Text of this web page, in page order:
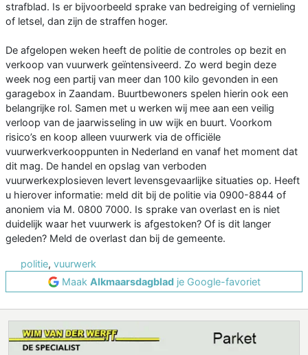
strafblad. Is er bijvoorbeeld sprake van bedreiging of vernieling
of letsel, dan zijn de straffen hoger.
De afgelopen weken heeft de politie de controles op bezit en
verkoop van vuurwerk geïntensiveerd. Zo werd begin deze
week nog een partij van meer dan 100 kilo gevonden in een
garagebox in Zaandam. Buurtbewoners spelen hierin ook een
belangrijke rol. Samen met u werken wij mee aan een veilig
verloop van de jaarwisseling in uw wijk en buurt. Voorkom
risico’s en koop alleen vuurwerk via de officiële
vuurwerkverkooppunten in Nederland en vanaf het moment dat
dit mag. De handel en opslag van verboden
vuurwerkexplosieven levert levensgevaarlijke situaties op. Heeft
u hierover informatie: meld dit bij de politie via 0900-8844 of
anoniem via M. 0800 7000. Is sprake van overlast en is niet
duidelijk waar het vuurwerk is afgestoken? Of is dit langer
geleden? Meld de overlast dan bij de gemeente.
politie, vuurwerk
Maak Alkmaarsdagbladje Google-favoriet